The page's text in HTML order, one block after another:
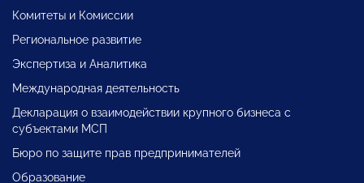
Комитеты и Комиссии
Региональное развитие
Экспертиза и Аналитика
Международная деятельность
Декларация о взаимодействии крупного бизнеса с
субъектами МСП
Бюро по защите прав предпринимателей
Образование